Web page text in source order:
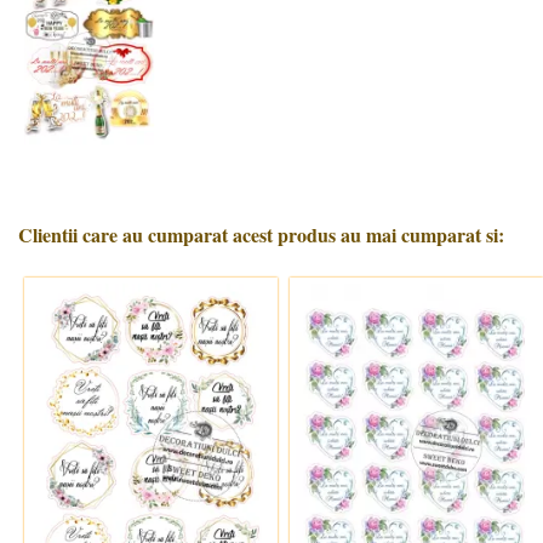
Clientii care au cumparat acest produs au mai cumparat si: